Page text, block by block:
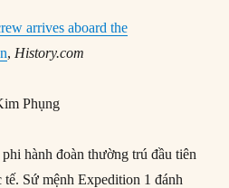
arrives aboard the
, History.com
Phụng
hành đoàn thường trú đầu tiên
Sứ mệnh Expedition 1 đánh